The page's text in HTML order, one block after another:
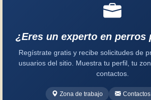
¿Eres un experto en perros
Regístrate gratis y recibe solicitudes de
usuarios del sitio. Muestra tu perfil, tu
contactos.
Zona de trabajo